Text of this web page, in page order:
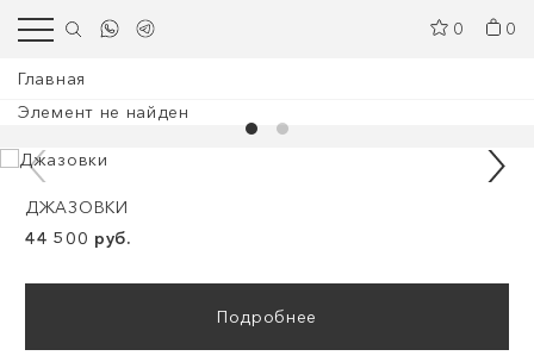
0 0
Главная
Элемент не найден
ДЖАЗОВКИ
44 500 руб.
Подробнее